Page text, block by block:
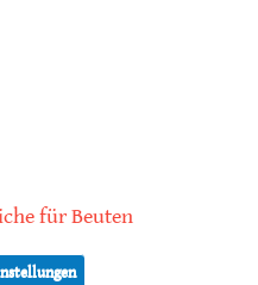
für Beuten